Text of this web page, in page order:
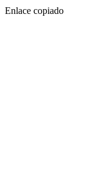
Enlace copiado